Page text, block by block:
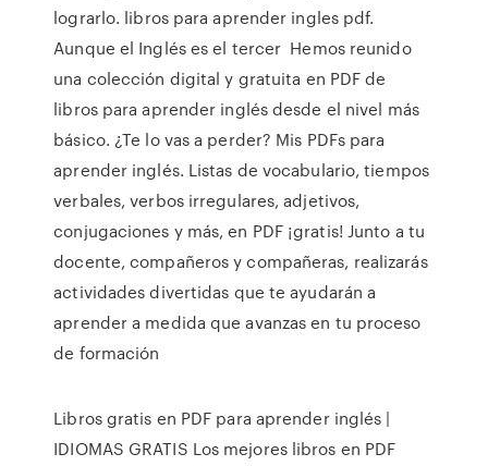
lograrlo. libros para aprender ingles pdf.
Aunque el Inglés es el tercer Hemos reunido
una colección digital y gratuita en PDF de
libros para aprender inglés desde el nivel más
básico. ¿Te lo vas a perder? Mis PDFs para
aprender inglés. Listas de vocabulario, tiempos
verbales, verbos irregulares, adjetivos,
conjugaciones y más, en PDF ¡gratis! Junto a tu
docente, compañeros y compañeras, realizarás
actividades divertidas que te ayudarán a
aprender a medida que avanzas en tu proceso
de formación
Libros gratis en PDF para aprender inglés |
IDIOMAS GRATIS Los mejores libros en PDF